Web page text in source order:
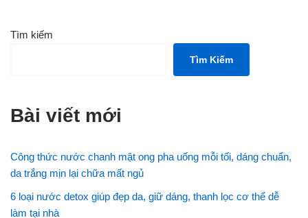
Tìm kiếm
Tìm Kiếm
Bài viết mới
Công thức nước chanh mật ong pha uống mỗi tối, dáng chuẩn,
da trắng mịn lại chữa mất ngủ
6 loại nước detox giúp đẹp da, giữ dáng, thanh lọc cơ thể dễ
làm tại nhà